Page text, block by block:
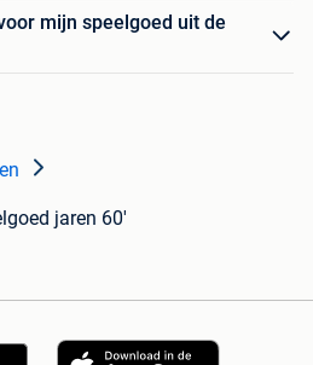
mijn speelgoed uit de
jaren 60'